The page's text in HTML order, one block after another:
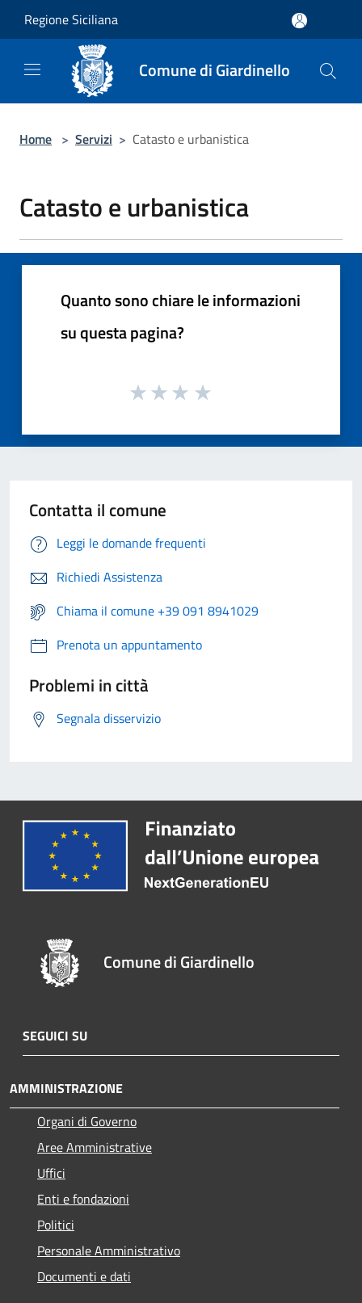
Regione Siciliana
Comune di Giardinello
Home > Servizi > Catasto e urbanistica
Catasto e urbanistica
Quanto sono chiare le informazioni
su questa pagina?
Contatta il comune
Leggi le domande frequenti
Richiedi Assistenza
Chiama il comune +39 091 8941029
Prenota un appuntamento
Problemi in città
Segnala disservizio
Comune di Giardinello
SEGUICI SU
AMMINISTRAZIONE
Organi di Governo
Aree Amministrative
Uffici
Enti e fondazioni
Politici
Personale Amministrativo
Documenti e dati